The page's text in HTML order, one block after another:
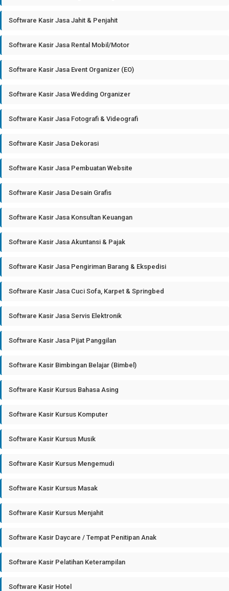
Software Kasir Jasa Jahit & Penjahit
Software Kasir Jasa Rental Mobil/Motor
Software Kasir Jasa Event Organizer (EO)
Software Kasir Jasa Wedding Organizer
Software Kasir Jasa Fotografi & Videografi
Software Kasir Jasa Dekorasi
Software Kasir Jasa Pembuatan Website
Software Kasir Jasa Desain Grafis
Software Kasir Jasa Konsultan Keuangan
Software Kasir Jasa Akuntansi & Pajak
Software Kasir Jasa Pengiriman Barang & Ekspedisi
Software Kasir Jasa Cuci Sofa, Karpet & Springbed
Software Kasir Jasa Servis Elektronik
Software Kasir Jasa Pijat Panggilan
Software Kasir Bimbingan Belajar (Bimbel)
Software Kasir Kursus Bahasa Asing
Software Kasir Kursus Komputer
Software Kasir Kursus Musik
Software Kasir Kursus Mengemudi
Software Kasir Kursus Masak
Software Kasir Kursus Menjahit
Software Kasir Daycare / Tempat Penitipan Anak
Software Kasir Pelatihan Keterampilan
Software Kasir Hotel